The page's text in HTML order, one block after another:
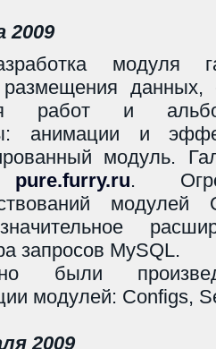
2009
модуля
размещения данных,
работ и
анимации и
модуль.
pure.furry.ru.
запросов MySQL.
были
модулей: Configs,
2009